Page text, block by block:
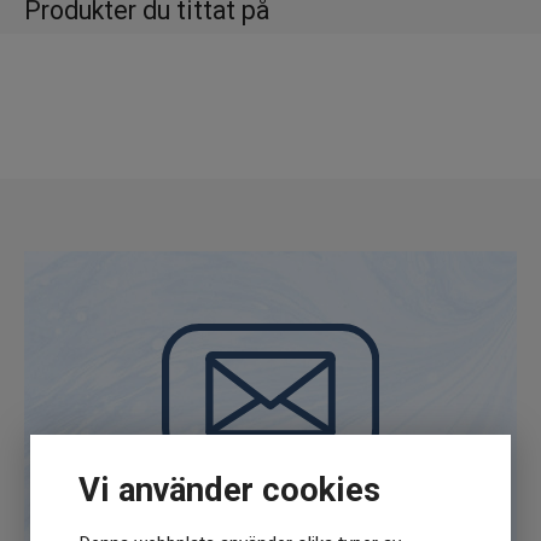
Vi använder cookies
kroppen. Dessutom bidrar mineralen till att
Produkter du tittat på